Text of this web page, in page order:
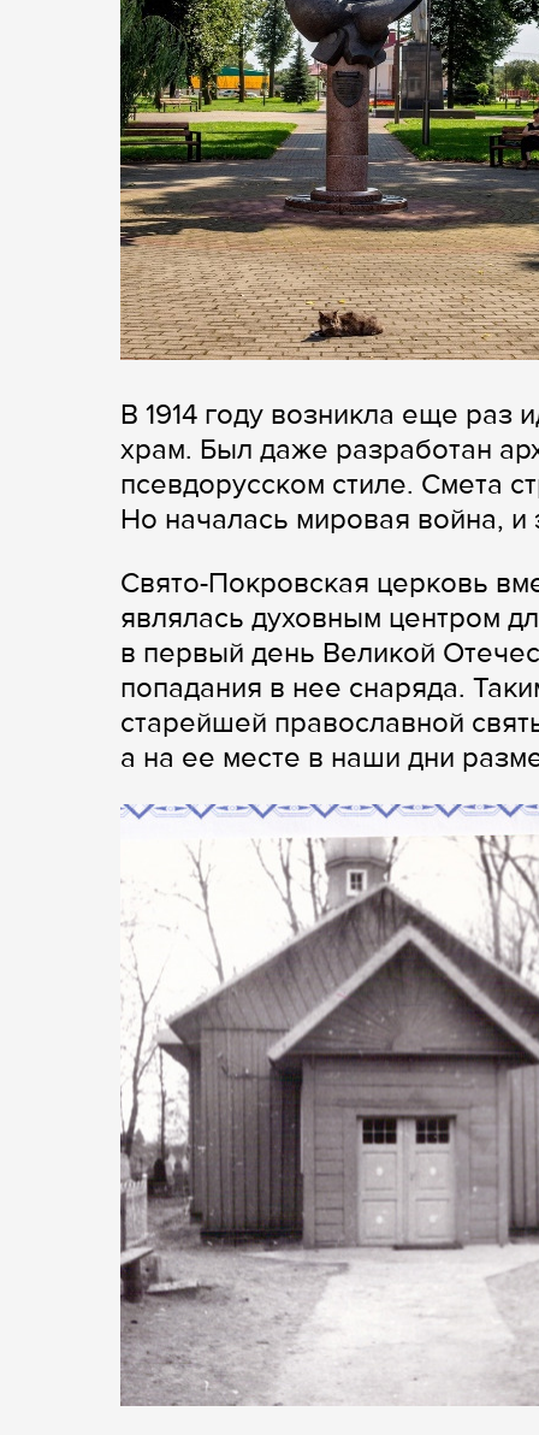
В 1914 году возникла еще раз
храм. Был даже разработан
псевдорусском стиле. Смета
Но началась мировая война, и
Свято-Покровская церковь
являлась духовным центром
в первый день Великой
попадания в нее снаряда.
старейшей православной
а на ее месте в наши дни